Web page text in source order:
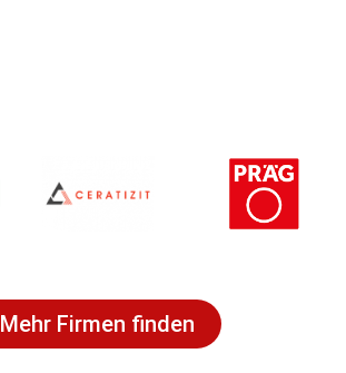
Mehr Firmen finden